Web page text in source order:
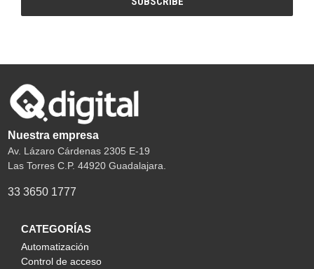
Nuestra empresa
Av. Lázaro Cárdenas 2305 E-19
Las Torres C.P. 44920 Guadalajara.
33 3650 1777
CATEGORÍAS
Automatización
Control de acceso